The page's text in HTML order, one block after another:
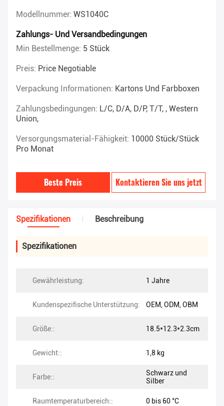
Modellnummer: WS1040C
Zahlungs- Und Versandbedingungen
Min Bestellmenge: 5 Stück
Preis: Price Negotiable
Verpackung Informationen: Kartons Und Farbboxen
Zahlungsbedingungen: L/C, D/A, D/P, T/T, , Western
Union,
Versorgungsmaterial-Fähigkeit: 10000 Stück/Stück
Pro Monat
Beste Preis Kontaktieren Sie uns jetzt
Spezifikationen Beschreibung
Spezifikationen
Gewährleistung: 1 Jahre
Kundenspezifische Unterstützung: OEM, ODM, OBM
Größe:: 18.5*12.3*2.3cm
Gewicht:: 1,8 kg
Farbe::
Schwarz und
Silber
Raumtemperaturbereich:: 0 bis 60 °C